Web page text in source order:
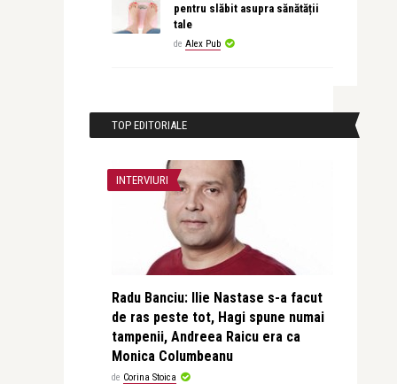
pentru slăbit asupra sănătății
tale
de Alex Pub
TOP EDITORIALE
INTERVIURI
Radu Banciu: Ilie Nastase s-a facut
de ras peste tot, Hagi spune numai
tampenii, Andreea Raicu era ca
Monica Columbeanu
de Corina Stoica